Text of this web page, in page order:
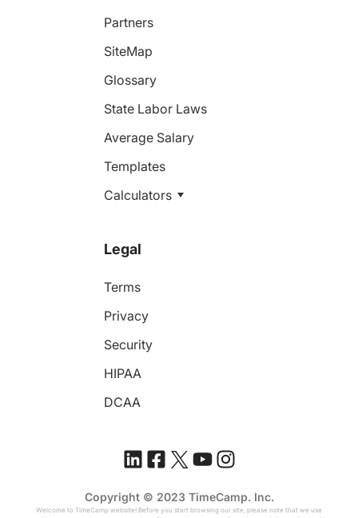
Partners
SiteMap
Glossary
State Labor Laws
Average Salary
Templates
Calculators
Legal
Terms
Privacy
Security
HIPAA
DCAA
Copyright © 2023 TimeCamp. Inc.
Welcome to TimeCamp website! Before you start browsing our site, please note that we use